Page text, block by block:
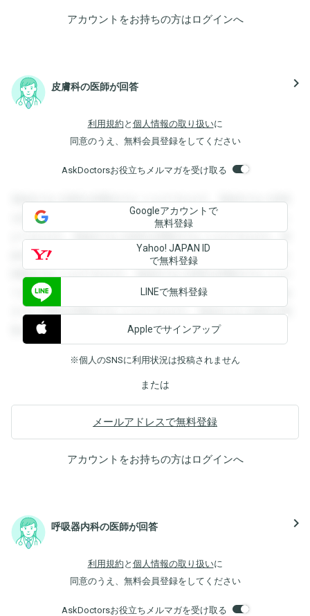
アカウントをお持ちの方はログインへ
皮膚科の医師が回答 navigate_next
利用規約 と 個人情報の取り扱いに
同意のうえ、無料会員登録をしてください
AskDoctorsお役立ちメルマガを受け取る
登録すると回答を閲覧することができます。登録すると回答
を閲覧することができます。登録すると回答を閲覧すること
ができます。登録すると回答を閲覧することができます。登
録すると回答を閲覧することができます。登録すると回答を
閲覧することができます。登録すると回答を閲覧することが
できます。登録すると回答を閲覧することができます。登録
すると回答を閲覧することができます。登録すると回答を閲
覧することができます。
Googleアカウントで
無料登録
Yahoo! JAPAN ID
で無料登録
LINEで無料登録
Appleでサインアップ
※個人のSNSに利用状況は投稿されません
または
メールアドレスで無料登録
アカウントをお持ちの方はログインへ
呼吸器内科の医師が回答 navigate_next
利用規約 と 個人情報の取り扱いに
同意のうえ、無料会員登録をしてください
AskDoctorsお役立ちメルマガを受け取る